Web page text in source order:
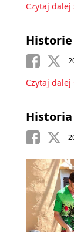
Czytaj dalej
Czytaj dalej